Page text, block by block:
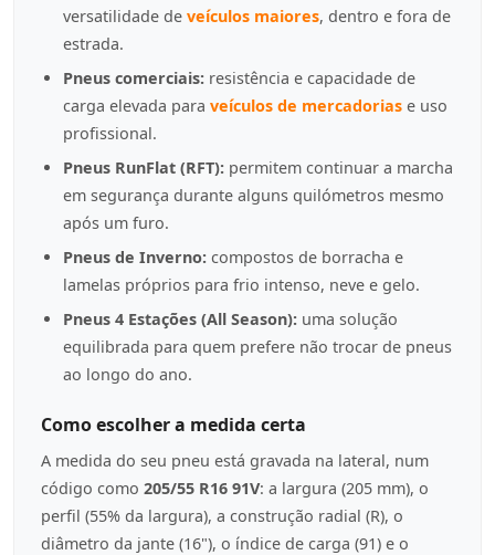
versatilidade de veículos maiores, dentro e fora de
estrada.
Pneus comerciais: resistência e capacidade de
carga elevada para veículos de mercadorias e uso
profissional.
Pneus RunFlat (RFT): permitem continuar a marcha
em segurança durante alguns quilómetros mesmo
após um furo.
Pneus de Inverno: compostos de borracha e
lamelas próprios para frio intenso, neve e gelo.
Pneus 4 Estações (All Season): uma solução
equilibrada para quem prefere não trocar de pneus
ao longo do ano.
Como escolher a medida certa
A medida do seu pneu está gravada na lateral, num
código como 205/55 R16 91V: a largura (205 mm), o
perfil (55% da largura), a construção radial (R), o
diâmetro da jante (16"), o índice de carga (91) e o